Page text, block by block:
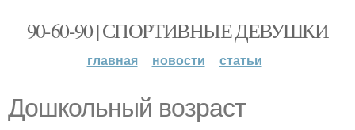
90-60-90 | СПОРТИВНЫЕ ДЕВУШКИ
главная новости статьи
Дошкольный возраст